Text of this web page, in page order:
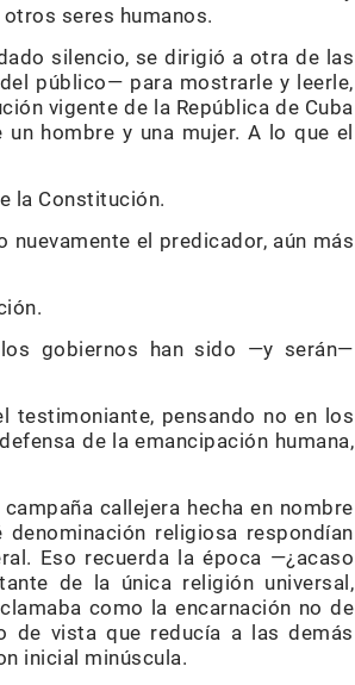
seres humanos.
silencio, se dirigió a otra de las
público— para mostrarle y leerle,
vigente de la República de Cuba
hombre y una mujer. A lo que el
la Constitución.
el predicador, aún más
gobiernos han sido —y serán—
pensando no en los
de la emancipación humana,
callejera hecha en nombre
religiosa respondían
Eso recuerda la época —¿acaso
de la única religión universal,
como la encarnación no de
de vista que reducía a las demás
inicial minúscula.